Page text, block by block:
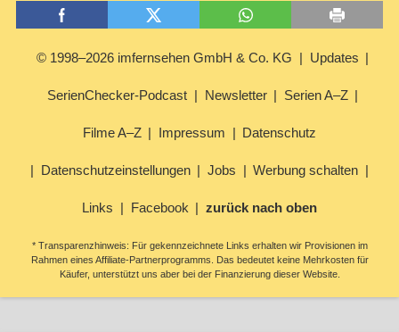
© 1998–2026 imfernsehen GmbH & Co. KG Updates
SerienChecker-Podcast Newsletter Serien A–Z
Filme A–Z Impressum Datenschutz
Datenschutzeinstellungen Jobs Werbung schalten
Links Facebook zurück nach oben
* Transparenzhinweis: Für gekennzeichnete Links erhalten wir Provisionen im
Rahmen eines Affiliate-Partnerprogramms. Das bedeutet keine Mehrkosten für
Käufer, unterstützt uns aber bei der Finanzierung dieser Website.